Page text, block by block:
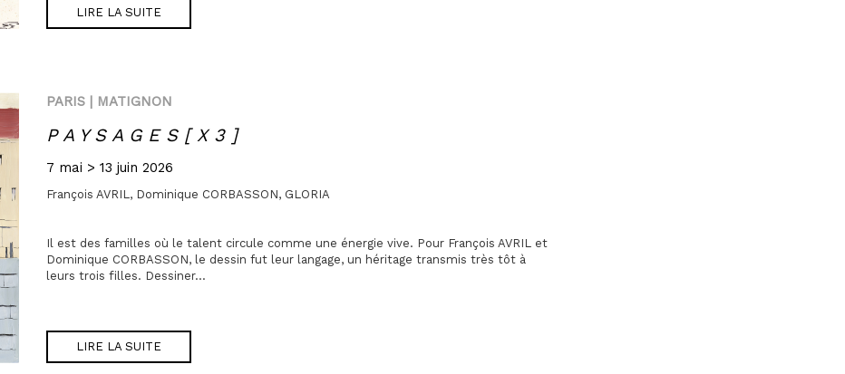
LIRE LA SUITE
PARIS | MATIGNON
P A Y S A G E S [ X 3 ]
7 mai > 13 juin 2026
François AVRIL, Dominique CORBASSON, GLORIA
Il est des familles où le talent circule comme une énergie vive. Pour François AVRIL et
Dominique CORBASSON, le dessin fut leur langage, un héritage transmis très tôt à
leurs trois filles. Dessiner...
LIRE LA SUITE